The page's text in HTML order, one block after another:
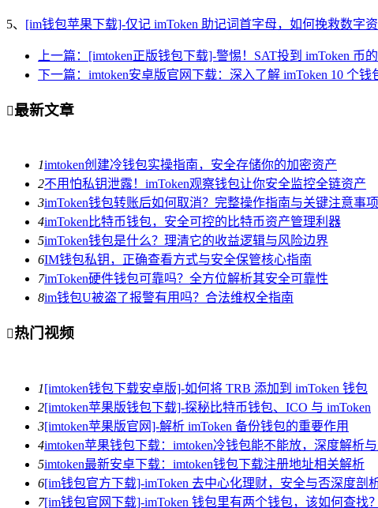
5、 [im钱包苹果下载]-仅记 imToken 助记词首字母，如何挽救数字资
上一篇：[imtoken正版钱包下载]-警惕！SAT投到 imToken 币
下一篇：imtoken安卓版官网下载：深入了解 imToken 10 个钱
最新文章
1imtoken创建冷钱包实操指南，安全存储你的加密资产
2不用怕私钥泄露！imToken观察钱包让你安全监控全链资产
3imToken钱包转账后如何取消？完整操作指南与关键注意事项
4imToken比特币钱包，安全可控的比特币资产管理利器
5imToken钱包是什么？理清它的收益逻辑与风险边界
6IM钱包私钥，正确查看方式与安全保管核心指南
7imToken硬件钱包可靠吗？全方位解析其安全可靠性
8im钱包U被盗了报警有用吗？合法维权全指南
热门视频
1[imtoken钱包下载安卓版]-如何将 TRB 添加到 imToken 钱包
2[imtoken苹果版钱包下载]-探秘比特币钱包、ICO 与 imToken
3[imtoken苹果版官网]-解析 imToken 备份钱包的重要作用
4imtoken苹果钱包下载：imtoken冷钱包能不能放，深度解析
5imtoken最新安卓下载：imtoken钱包下载注册地址相关解析
6[im钱包官方下载]-imToken 去中心化理财，安全与否深度剖
7[im钱包官网下载]-imToken 钱包里有两个钱包，该如何查找？